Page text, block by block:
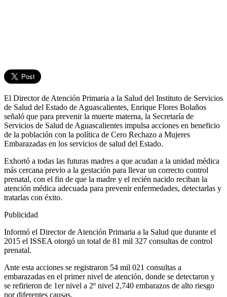
El Director de Atención Primaria a la Salud del Instituto de Servicios
de Salud del Estado de Aguascalientes, Enrique Flores Bolaños
señaló que para prevenir la muerte materna, la Secretaría de
Servicios de Salud de Aguascalientes impulsa acciones en beneficio
de la población con la política de Cero Rechazo a Mujeres
Embarazadas en los servicios de salud del Estado.
Exhortó a todas las futuras madres a que acudan a la unidad médica
más cercana previo a la gestación para llevar un correcto control
prenatal, con el fin de que la madre y el recién nacido reciban la
atención médica adecuada para prevenir enfermedades, detectarlas y
tratarlas con éxito.
Publicidad
Informó el Director de Atención Primaria a la Salud que durante el
2015 el ISSEA otorgó un total de 81 mil 327 consultas de control
prenatal.
Ante esta acciones se registraron 54 mil 021 consultas a
embarazadas en el primer nivel de atención, donde se detectaron y
se refirieron de 1er nivel a 2º nivel 2,740 embarazos de alto riesgo
por diferentes causas.